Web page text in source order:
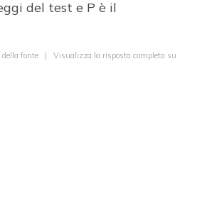
del test e P è il
fonte | Visualizza la risposta completa su